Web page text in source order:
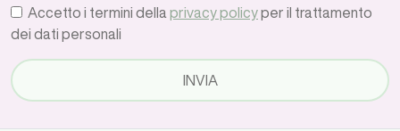
Accetto i termini della privacy policyper il trattamento
dei dati personali